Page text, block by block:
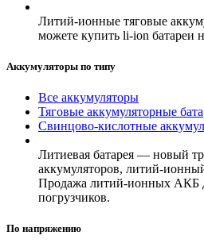
Литий-ионные тяговые
можете купить li-ion батареи
Аккумуляторы по типу
Все аккумуляторы
Тяговые аккумуляторные
Свинцово-кислотные
Литиевая батарея — новый
аккумуляторов, литий-
Продажа литий-ионных АКБ
погрузчиков.
По напряжению